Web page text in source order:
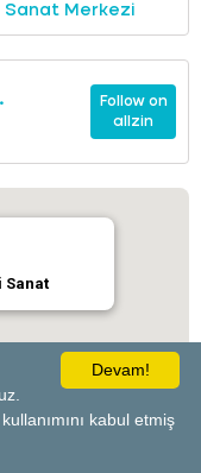
Sanat Merkezi
Follow on
allzin
Sanat
Devam!
kabul etmiş